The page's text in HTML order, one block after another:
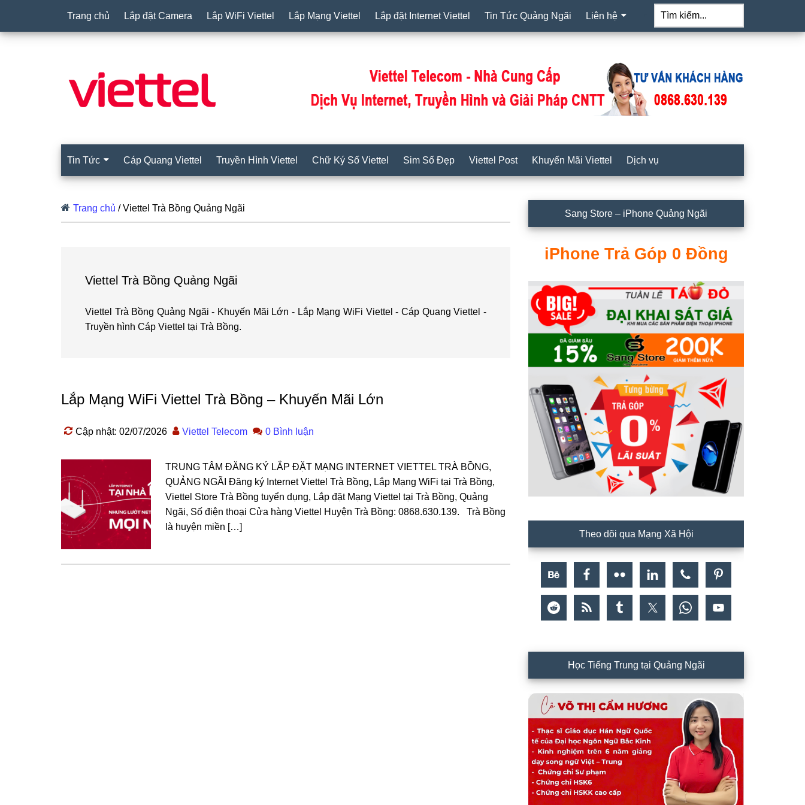
Trang chủ Lắp đặt Camera Lắp WiFi Viettel Lắp Mạng Viettel Lắp đặt Internet Viettel Tin Tức Quảng Ngãi Liên hệ
Tìm
kiếm...
Tin Tức Cáp Quang Viettel Truyền Hình Viettel Chữ Ký Số Viettel Sim Số Đẹp Viettel Post Khuyến Mãi Viettel Dịch vụ
Trang chủ /Viettel Trà Bồng Quảng Ngãi
Viettel Trà Bồng Quảng Ngãi
Viettel Trà Bồng Quảng Ngãi - Khuyến Mãi Lớn - Lắp Mạng WiFi Viettel - Cáp Quang Viettel -
Truyền hình Cáp Viettel tại Trà Bồng.
Lắp Mạng WiFi Viettel Trà Bồng – Khuyến Mãi Lớn
Cập nhật: 02/07/2026 Viettel Telecom 0 Bình luận
TRUNG TÂM ĐĂNG KÝ LẮP ĐẶT MẠNG INTERNET VIETTEL TRÀ BỒNG,
QUẢNG NGÃI Đăng ký Internet Viettel Trà Bồng, Lắp Mạng WiFi tại Trà Bồng,
Viettel Store Trà Bồng tuyển dụng, Lắp đặt Mạng Viettel tại Trà Bồng, Quảng
Ngãi, Số điện thoại Cửa hàng Viettel Huyện Trà Bồng: 0868.630.139. Trà Bồng
là huyện miền […]
Sidebar
chính
Sang Store – iPhone Quảng Ngãi
iPhone Trả Góp 0 Đồng
Theo dõi qua Mạng Xã Hội
Học Tiếng Trung tại Quảng Ngãi